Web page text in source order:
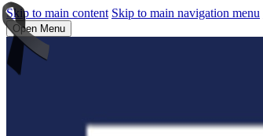
Skip to main content Skip to main navigation menu
Open Menu